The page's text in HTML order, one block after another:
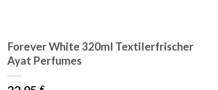
Forever White 320ml Textilerfrischer
Ayat Perfumes